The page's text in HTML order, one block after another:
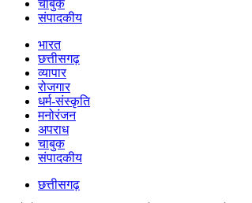
चाबुक
संपादकीय
भारत
छत्तीसगढ़
व्यापार
रोजगार
धर्म-संस्कृति
मनोरंजन
अपराध
चाबुक
संपादकीय
छत्तीसगढ़